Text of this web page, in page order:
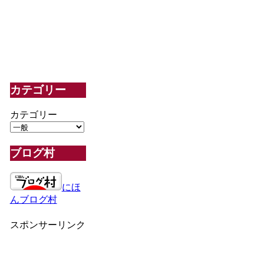
カテゴリー
カテゴリー
ブログ村
にほ
んブログ村
スポンサーリンク